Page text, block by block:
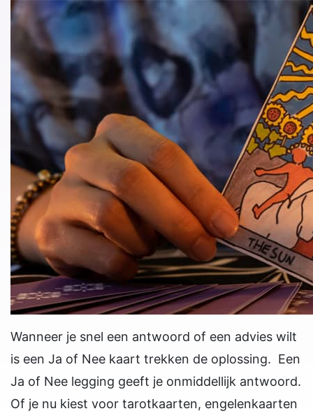
Wanneer je snel een antwoord of een advies wilt
is een Ja of Nee kaart trekken de oplossing. Een
Ja of Nee legging geeft je onmiddellijk antwoord.
Of je nu kiest voor tarotkaarten, engelenkaarten